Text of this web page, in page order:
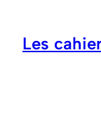
contenu
Les